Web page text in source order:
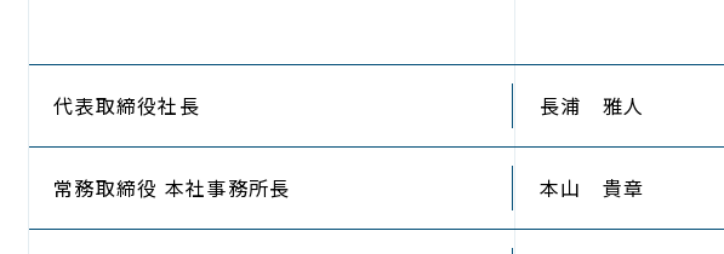
代表取締役社長 長浦 雅人
常務取締役 本社事務所長 本山 貴章